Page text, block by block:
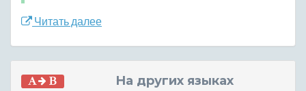
Читать далее
На других языках